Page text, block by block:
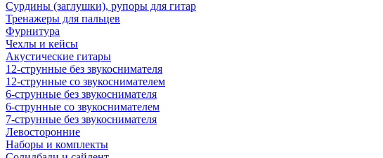
Сурдины (заглушки), рупоры для гитар
Тренажеры для пальцев
Фурнитура
Чехлы и кейсы
Акустические гитары
12-струнные без звукоснимателя
12-струнные со звукоснимателем
6-струнные без звукоснимателя
6-струнные со звукоснимателем
7-струнные без звукоснимателя
Левосторонние
Наборы и комплекты